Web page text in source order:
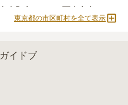
東大和市
西東京市
府中市
東京都の市区町村を全て表示